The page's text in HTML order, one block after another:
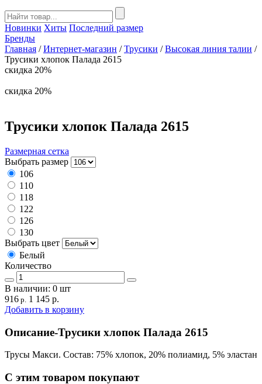
Новинки Хиты Последний размер
Бренды
Главная / Интернет-магазин / Трусики / Высокая линия талии /
Трусики хлопок Палада 2615
скидка 20%
скидка 20%
Трусики хлопок Палада 2615
Размерная сетка
Выбрать размер
106
110
118
122
126
130
Выбрать цвет
Белый
Количество
В наличии: 0 шт
916 р. 1 145 р.
Добавить в корзину
Описание-Трусики хлопок Палада 2615
Трусы Макси. Состав: 75% хлопок, 20% полиамид, 5% эластан
С этим товаром покупают